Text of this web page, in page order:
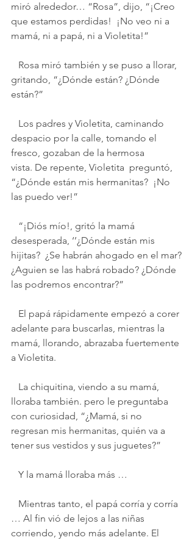
miró alrededor… “Rosa”, dijo, “¡Creo
que estamos perdidas!  ¡No veo ni a
mamá, ni a papá, ni a Violetita!”
gritando, “¿Dónde están? ¿Dónde
están?”
despacio por la calle, tomando el
fresco, gozaban de la hermosa
vista. De repente, Violetita  preguntó,
“¿Dónde están mis hermanitas?  ¡No
las puedo ver!”
desesperada, ‘’¿Dónde están mis
hijitas?  ¿Se habrán ahogado en el mar?
¿Aguien se las habrá robado? ¿Dónde
las podremos encontrar?”
adelante para buscarlas, mientras la
mamá, llorando, abrazaba fuertemente
a Violetita.
lloraba también. pero le preguntaba
con curiosidad, “¿Mamá, si no
regresan mis hermanitas, quién va a
tener sus vestidos y sus juguetes?”
   Y la mamá lloraba más …
… Al fin vió de lejos a las niñas
corriendo, yendo más adelante. El